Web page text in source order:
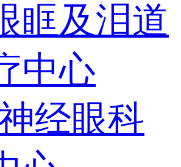
眶及泪道
中心
经眼科